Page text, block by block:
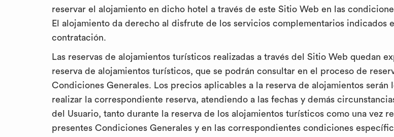
reservar el alojamiento en dicho hotel a través de este Sitio Web en las
El alojamiento da derecho al disfrute de los servicios complementarios indicados
contratación.
Las reservas de alojamientos turísticos realizadas a través del Sitio Web quedan
reserva de alojamientos turísticos, que se podrán consultar en el proceso de
Condiciones Generales. Los precios aplicables a la reserva de alojamientos
realizar la correspondiente reserva, atendiendo a las fechas y demás
del Usuario, tanto durante la reserva de los alojamientos turísticos como una vez
presentes Condiciones Generales y en las correspondientes condiciones